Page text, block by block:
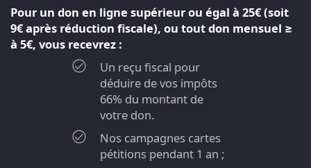
Pour un don en ligne supérieur ou égal à 25€ (soit
9€ après réduction fiscale), ou tout don mensuel ≥
à 5€, vous recevrez :
Un reçu fiscal pour
déduire de vos impôts
66% du montant de
votre don.
Nos campagnes cartes
pétitions pendant 1 an ;